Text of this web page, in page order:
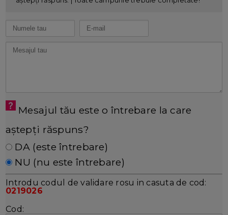
Mesajul tău este o întrebare la care
aștepți răspuns?
DA (este întrebare)
NU (nu este întrebare)
Introdu codul de validare rosu in casuta de cod:
0219026
Cod: